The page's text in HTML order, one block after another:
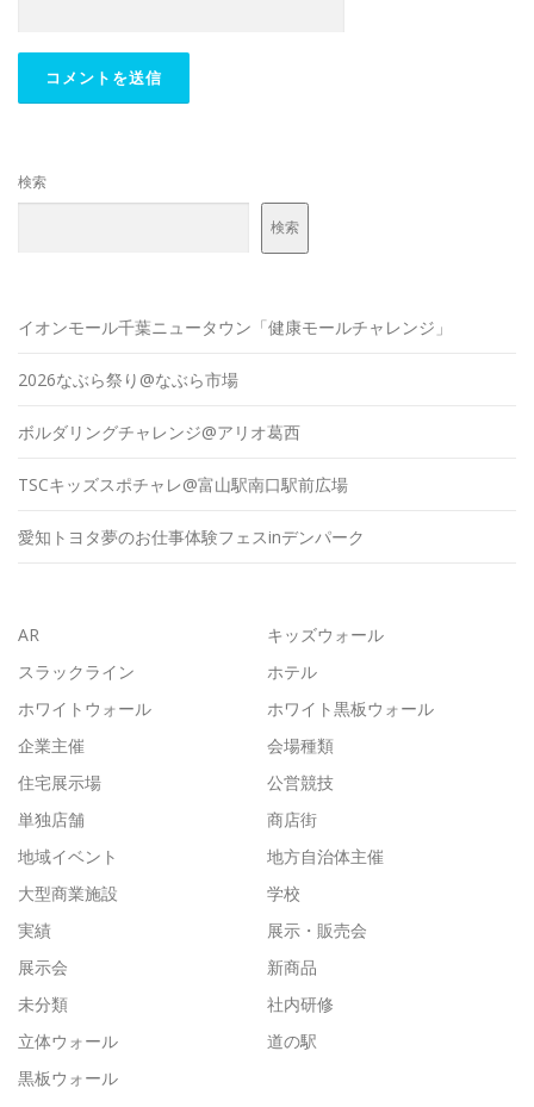
検索
検索
イオンモール千葉ニュータウン「健康モールチャレンジ」
2026なぶら祭り@なぶら市場
ボルダリングチャレンジ@アリオ葛西
TSCキッズスポチャレ@富山駅南口駅前広場
愛知トヨタ夢のお仕事体験フェスinデンパーク
AR
キッズウォール
スラックライン
ホテル
ホワイトウォール
ホワイト黒板ウォール
企業主催
会場種類
住宅展示場
公営競技
単独店舗
商店街
地域イベント
地方自治体主催
大型商業施設
学校
実績
展示・販売会
展示会
新商品
未分類
社内研修
立体ウォール
道の駅
黒板ウォール